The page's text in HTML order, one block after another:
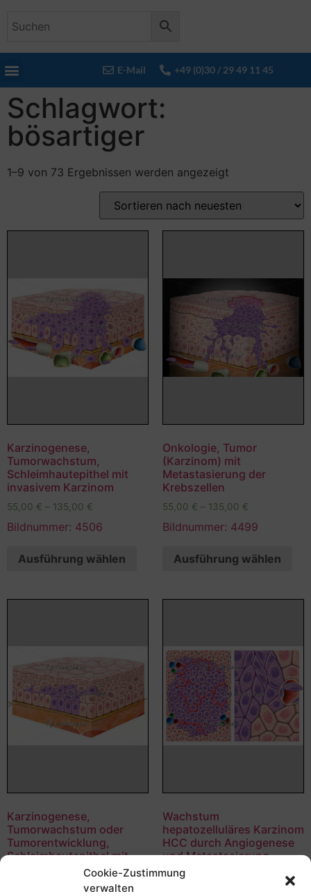
Cookie-Zustimmung
verwalten
E-Mail +49 (0)30 / 29 49 11 45
Schlagwort:
bösartiger
1–9 von 73 Ergebnissen werden angezeigt
Karzinogenese,
Tumorwachstum,
Schleimhautepithel mit
invasivem Karzinom
55,00 € – 135,00 €
Bildnummer: 4506
Ausführung wählen
Onkologie, Tumor
(Karzinom) mit
Metastasierung der
Krebszellen
55,00 € – 135,00 €
Bildnummer: 4499
Ausführung wählen
Karzinogenese,
Tumorwachstum oder
Tumorentwicklung,
Schleimhautepithel mit
Dysplasie Grad 2
135,00€
Wachstum
hepatozelluläres Karzinom
HCC durch Angiogenese
und Metastasierung
55,00